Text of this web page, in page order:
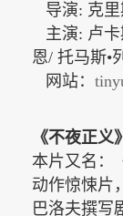
导演: 克里
主演: 卢卡
恩/ 托马斯•
网站：
《不夜正义
本片又名：
动作惊悚片
巴洛夫撰写